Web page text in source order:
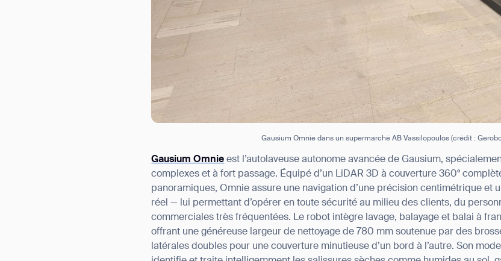
Gausium Omnie dans un supermarché AB Vassilopoulos (crédit :
Gausium Omnie est l’autolaveuse autonome avancée de Gausium,
complexes et à fort passage. Équipé d’un LiDAR 3D à couverture 360°
panoramiques, Omnie assure une navigation d’une précision centimétrique et
réel — lui permettant d’opérer en toute sécurité au milieu des clients, du
commerciales très fréquentées. Le robot intègre lavage, balayage et balai à
offrant une généreuse largeur de nettoyage de 780 mm soutenue par des
latérales doubles pour une couverture minutieuse d’un bord à l’autre. Son